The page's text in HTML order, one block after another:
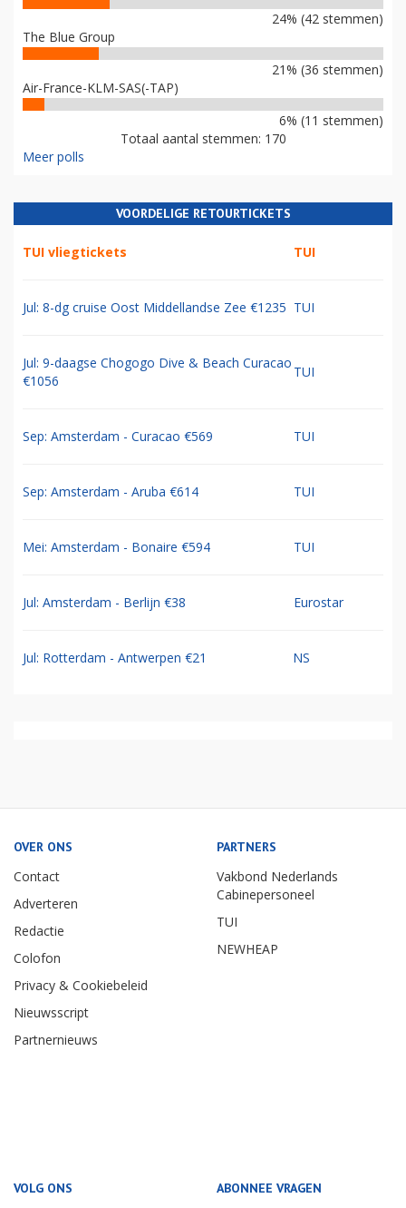
24% (42 stemmen)
The Blue Group
21% (36 stemmen)
Air-France-KLM-SAS(-TAP)
6% (11 stemmen)
Totaal aantal stemmen: 170
Meer polls
VOORDELIGE RETOURTICKETS
TUI vliegtickets TUI
Jul: 8-dg cruise Oost Middellandse Zee €1235 TUI
Jul: 9-daagse Chogogo Dive & Beach Curacao
€1056
TUI
Sep: Amsterdam - Curacao €569 TUI
Sep: Amsterdam - Aruba €614 TUI
Mei: Amsterdam - Bonaire €594 TUI
Jul: Amsterdam - Berlijn €38 Eurostar
Jul: Rotterdam - Antwerpen €21 NS
OVER ONS
Contact
Adverteren
Redactie
Colofon
Privacy & Cookiebeleid
Nieuwsscript
Partnernieuws
PARTNERS
Vakbond Nederlands
Cabinepersoneel
TUI
NEWHEAP
VOLG ONS ABONNEE VRAGEN